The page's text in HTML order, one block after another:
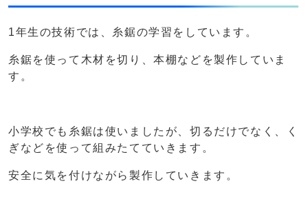
1年生の技術では、糸鋸の学習をしています。
糸鋸を使って木材を切り、本棚などを製作していま
す。
小学校でも糸鋸は使いましたが、切るだけでなく、く
ぎなどを使って組みたてていきます。
安全に気を付けながら製作していきます。